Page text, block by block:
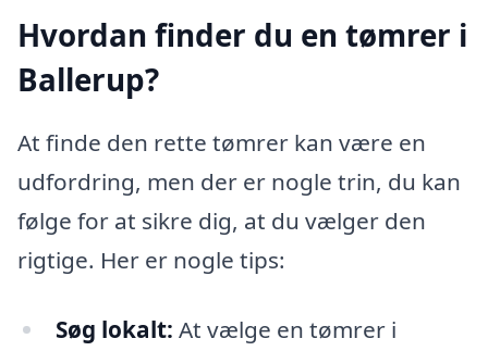
Hvordan finder du en tømrer i
Ballerup?
At finde den rette tømrer kan være en
udfordring, men der er nogle trin, du kan
følge for at sikre dig, at du vælger den
rigtige. Her er nogle tips:
Søg lokalt: At vælge en tømrer i